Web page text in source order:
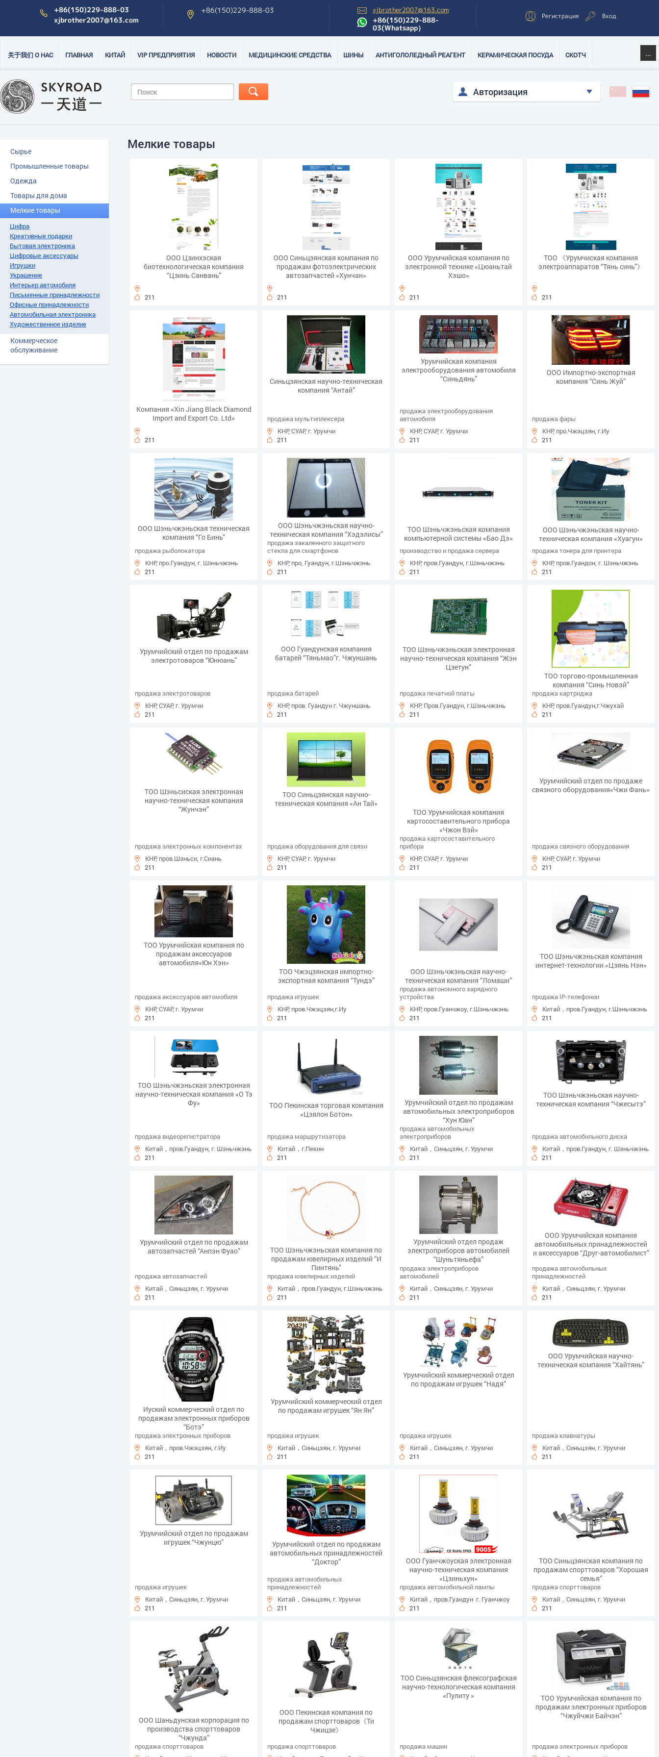
+86(150)229-888-03
xjbrother2007@163.com
+86(150)229-888-03 xjbrother2007@163.com
+86(150)229-888-
03(Whatsapp）
Регистрация Вход
关于我们 О НАС ГЛАВНАЯ КИТАЙ VIP ПРЕДПРИЯТИЯ НОВОСТИ МЕДИЦИНСКИЕ СРЕДСТВА ШИНЫ АНТИГОЛОЛЕДНЫЙ РЕАГЕНТ КЕРАМИЧЕСКАЯ ПОСУДА СКОТЧ ...
Авторизация
Сырье
Промышленные товары
Одежда
Товары для дома
Мелкие товары
Цифра
Креативные подарки
Бытовая электроника
Цифровые аксессуары
Игрушки
Украшение
Интерьер автомобиля
Письменные принадлежности
Офисные принадлежности
Автомобильная электроника
Художественное изделие
Коммерческое
обслуживание
Мелкие товары
ООО Цзинхэская
биотехнологическая компания
“Цзинь Санвань”
211
ООО Синьцзянская компания по
продажам фотоэлектрических
автозапчастей «Хунчан»
211
ООО Урумчийская компания по
электронной технике «Цюаньтай
Хэшо»
211
ТОО 《Урумчиская компания
электроаппаратов “Тянь синь”》
211
Компания «Xin Jiang Black Diamond
Import and Export Co. Ltd»
211
Синьцзянская научно-техническая
компания “Антай”
продажа мультиплексера
КНР, СУАР, г. Урумчи
211
Урумчийская компания
электрооборудования автомобиля
“Синьдянь”
продажа электрооборудования
автомобиля
КНР, СУАР, г. Урумчи
211
ООО Импортно-экспортная
компания “Синь Жуй”
продажа фары
КНР, про.Чжэцзян, г.Иу
211
ООО Шэньчжэньская техническая
компания “Го Бинь”
продажа рыболокатора
КНР, про.Гуандун, г. Шэньчжэнь
211
ООО Шэньчжэньская научно-
техническая компания “Хэдэлисы”
продажа закаленного защитного
стекла для смартфонов
КНР, про, Гуандун, г.Шэньчжэнь
211
ТОО Шэньчжэньская компания
компьютерной системы «Бао Дэ»
производство и продажа сервера
КНР, пров.Гуандун, г.Шэньчжэнь
211
ООО Шэньчжэньская научно-
техническая компания «Хуагун»
продажа тонера для принтера
КНР, пров.Гуандон, г. Шэньчжэнь
211
Урумчийский отдел по продажам
электротоваров “Юнюань”
продажа электротоваров
КНР, СУАР, г. Урумчи
211
ООО Гуандунская компания
батарей “Тяньмао”г. Чжуншань
продажа батарей
КНР, пров. Гуандун г. Чжуншань
211
ТОО Шэньчжэньская электронная
научно-техническая компания “Жэн
Цзетун”
продажа печатной платы
КНР, Пров.Гуандун, г.Шэньчжэнь
211
ТОО торгово-промышленная
компания “Синь Новэй”
продажа картриджа
КНР, пров.Гуандун,г.Чжухай
211
ТОО Шэньсиская электронная
научно-техническая компания
“Жунчэн”
продажа электронных компонентах
КНР, пров.Шэньси, г.Сиань
211
ТОО Синьцзянская научно-
техническая компания «Ан Тай»
продажа оборудования для связи
КНР, СУАР, г. Урумчи
211
ТОО Урумчийская компания
картосоставительного прибора
«Чжон Вэй»
продажа картосоставительного
прибора
КНР, СУАР, г. Урумчи
211
Урумчийский отдел по продаже
связного оборудования«Чжи Фань»
продажа связного оборудования
КНР, СУАР, г. Урумчи
211
ТОО Урумчийская компания по
продажам аксессуаров
автомобиля«Юн Хэн»
продажа аксессуаров автомобиля
КНР, СУАР, г. Урумчи
211
ТОО Чжэцзянская импортно-
экспортная компания “Тундэ”
продажа игрушек
КНР, пров.Чжэцзян,г.Иу
211
ООО Шэньчжэньская научно-
техническая компания “Ломаши”
продажа автономного зарядного
устройства
КНР, пров.Гуанчжоу, г.Шэньчжэнь
211
ТОО Шэньчжэньская компания
интернет-технологии «Цзянь Нэн»
продажа IP-телефонии
Китай，пров.Гуандун, г.Шэньчжэнь
211
ТОО Шэньчжэньская электронная
научно-техническая компания «О Тэ
Фу»
продажа видеорегистратора
Китай，пров.Гуандун, г. Шэньчжэнь
211
ТОО Пекинская торговая компания
«Цзялон Ботон»
продажа маршрутизатора
Китай，г.Пекин
211
Урумчийский отдел по продажам
автомобильных электроприборов
“Хун Юан”
продажа автомобильных
электроприборов
Китай，Синьцзян, г. Урумчи
211
ТОО Шэньчжэньская научно-
техническая компания “Чжесытэ”
продажа автомобильного диска
Китай，пров.Гуандун, г. Шэньчжэнь
211
Урумчийский отдел по продажам
автозапчастей “Анпэн Фуао”
продажа автозапчастей
Китай，Синьцзян, г. Урумчи
211
ТОО Шэньчжэньская компания по
продажам ювелирных изделий “И
Пинтянь”
продажа ювелирных изделий
Китай，пров.Гуандун, г.Шэньчжэнь
211
Урумчийский отдел продаж
электроприборов автомобилей
“Шуньтяньефа”
продажа электроприборов
автомобилей
Китай，Синьцзян, г. Урумчи
211
ООО Урумчийская компания
автомобильных принадлежностей
и аксессуаров “Друг-автомобилист”
продажа автомобильных
принадлежностей
Китай，Синьцзян, г. Урумчи
211
Иуский коммерческий отдел по
продажам электронных приборов
“Ботэ”
продажа электронных приборов
Китай，пров.Чжэцзян, г.Иу
211
Урумчийский коммерческий отдел
по продажам игрушек “Ян Ян”
продажа игрушек
Китай，Синьцзян, г. Урумчи
211
Урумчийский коммерческий отдел
по продажам игрушек “Надя”
продажа игрушек
Китай，Синьцзян, г. Урумчи
211
ООО Урумчийская научно-
техническая компания “Хайтянь”
продажа клавиатуры
Китай，Синьцзян, г. Урумчи
211
Урумчийский отдел по продажам
игрушек “Чжунцю”
продажа игрушек
Китай，Синьцзян, г. Урумчи
211
Урумчийский отдел по продажам
автомобильных принадлежностей
“Доктор”
продажа автомобильных
принадлежностей
Китай，Синьцзян, г. Урумчи
211
ООО Гуанчжоуская электронная
научно-техническая компания
«Цзиньхун»
продажа автомобильной лампы
Китай，пров.Гуандун г. Гуанчжоу
211
ТОО Синьцзянская компания по
продажам спорттоваров “Хорошая
семья”
продажа спорттоваров
Китай，Синьцзян, г. Урумчи
211
ООО Шаньдунская корпорация по
производства спорттоваров
“Чжунда”
продажа спорттоваров
ООО Пекинская компания по
продажам спорттоваров《Ти
Чжицзе》
продажа спорттоваров
ТОО Синьцзянская флексографская
научно-технологическая компания
«Пулиту »
продажа машин
ТОО Урумчийская компания по
продажам электронных приборов
“Чжуйчжи Байчэн”
продажа электронных приборов